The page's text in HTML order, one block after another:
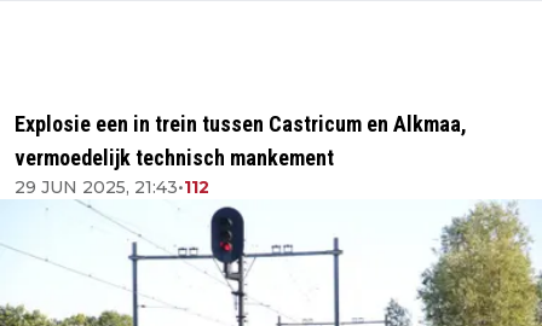
Explosie een in trein tussen Castricum en Alkmaa,
vermoedelijk technisch mankement
29 JUN 2025, 21:43•112